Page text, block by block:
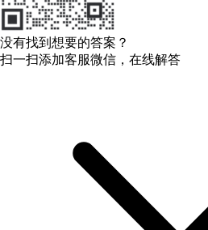
没有找到想要的答案？
扫一扫添加客服微信，在线解答